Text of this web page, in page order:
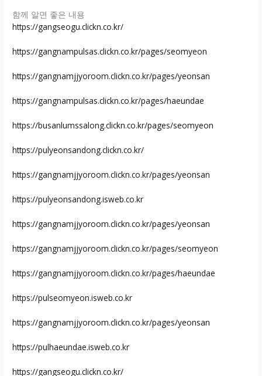
함께 알면 좋은 내용
https://gangseogu.clickn.co.kr/
https://gangnampulsas.clickn.co.kr/pages/seomyeon
https://gangnamjjyoroom.clickn.co.kr/pages/yeonsan
https://gangnampulsas.clickn.co.kr/pages/haeundae
https://busanlumssalong.clickn.co.kr/pages/seomyeon
https://pulyeonsandong.clickn.co.kr/
https://gangnamjjyoroom.clickn.co.kr/pages/yeonsan
https://pulyeonsandong.isweb.co.kr
https://gangnamjjyoroom.clickn.co.kr/pages/yeonsan
https://gangnamjjyoroom.clickn.co.kr/pages/seomyeon
https://gangnamjjyoroom.clickn.co.kr/pages/haeundae
https://pulseomyeon.isweb.co.kr
https://gangnamjjyoroom.clickn.co.kr/pages/yeonsan
https://pulhaeundae.isweb.co.kr
https://gangseogu.clickn.co.kr/